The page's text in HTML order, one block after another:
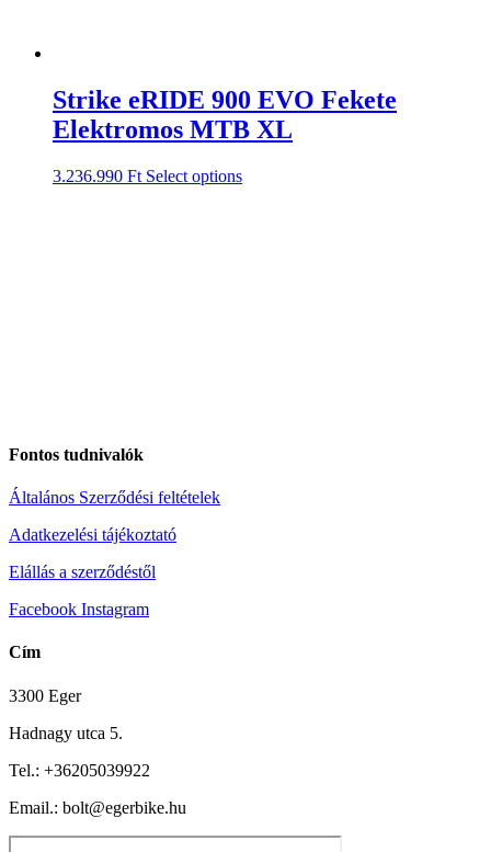
Strike eRIDE 900 EVO Fekete
Elektromos MTB XL
3.236.990 Ft Select options
Fontos tudnivalók
Általános Szerződési feltételek
Adatkezelési tájékoztató
Elállás a szerződéstől
Facebook Instagram
Cím
3300 Eger
Hadnagy utca 5.
Tel.: +36205039922
Email.: bolt@egerbike.hu